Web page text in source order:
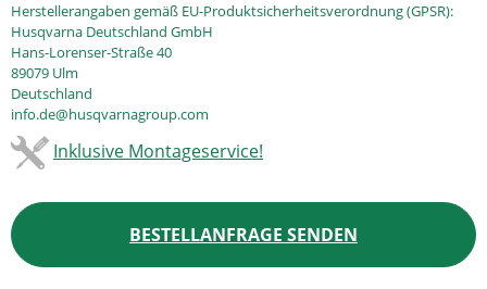
Herstellerangaben gemäß EU-Produktsicherheitsverordnung (GPSR):
Husqvarna Deutschland GmbH
Hans-Lorenser-Straße 40
89079 Ulm
Deutschland
info.de@husqvarnagroup.com
Inklusive Montageservice!
BESTELLANFRAGE SENDEN